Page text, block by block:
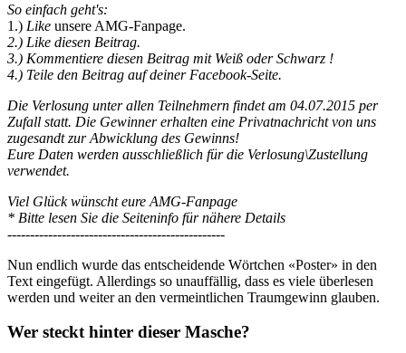
So einfach geht's:
1.) Like unsere AMG-Fanpage.
2.) Like diesen Beitrag.
3.) Kommentiere diesen Beitrag mit Weiß oder Schwarz !
4.) Teile den Beitrag auf deiner Facebook-Seite.
Die Verlosung unter allen Teilnehmern findet am 04.07.2015 per
Zufall statt. Die Gewinner erhalten eine Privatnachricht von uns
zugesandt zur Abwicklung des Gewinns!
Eure Daten werden ausschließlich für die Verlosung\Zustellung
verwendet.
Viel Glück wünscht eure AMG-Fanpage
* Bitte lesen Sie die Seiteninfo für nähere Details
------------------------------------------------
Nun endlich wurde das entscheidende Wörtchen «Poster» in den
Text eingefügt. Allerdings so unauffällig, dass es viele überlesen
werden und weiter an den vermeintlichen Traumgewinn glauben.
Wer steckt hinter dieser Masche?